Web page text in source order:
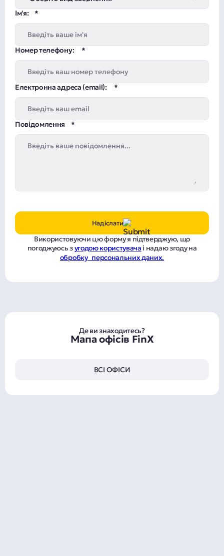
Ім'я:
Номер телефону:
Електронна адреса (email):
Повідомлення
Надіслати
Використовуючи цю форму я підтверджую, що
погоджуюсь зугодою користувача і надаю згоду на
обробку персональних даних.
Де ви знаходитесь?
Мапа офісів FinX
ВСІ ОФІСИ